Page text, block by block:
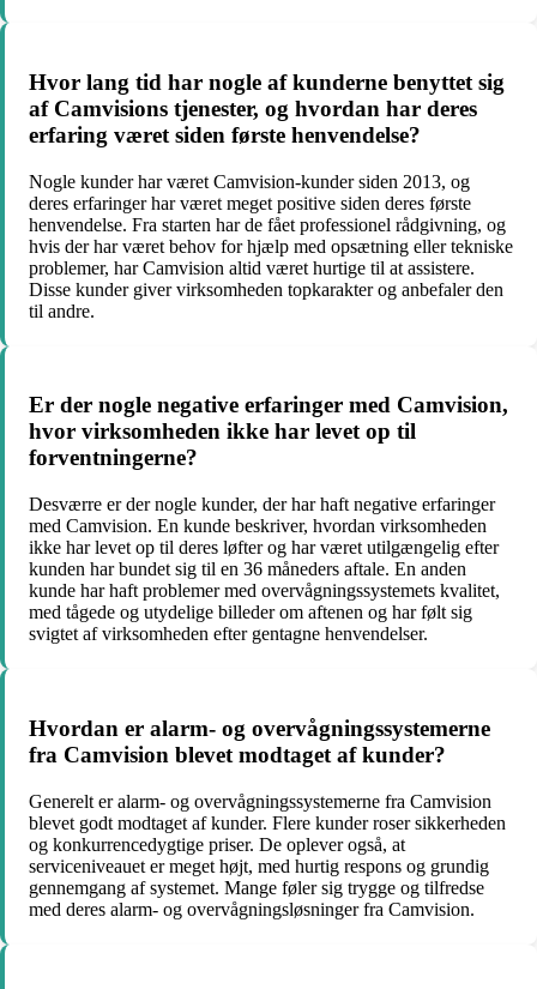
Hvor lang tid har nogle af kunderne benyttet sig
af Camvisions tjenester, og hvordan har deres
erfaring været siden første henvendelse?
Nogle kunder har været Camvision-kunder siden 2013, og
deres erfaringer har været meget positive siden deres første
henvendelse. Fra starten har de fået professionel rådgivning, og
hvis der har været behov for hjælp med opsætning eller tekniske
problemer, har Camvision altid været hurtige til at assistere.
Disse kunder giver virksomheden topkarakter og anbefaler den
til andre.
Er der nogle negative erfaringer med Camvision,
hvor virksomheden ikke har levet op til
forventningerne?
Desværre er der nogle kunder, der har haft negative erfaringer
med Camvision. En kunde beskriver, hvordan virksomheden
ikke har levet op til deres løfter og har været utilgængelig efter
kunden har bundet sig til en 36 måneders aftale. En anden
kunde har haft problemer med overvågningssystemets kvalitet,
med tågede og utydelige billeder om aftenen og har følt sig
svigtet af virksomheden efter gentagne henvendelser.
Hvordan er alarm- og overvågningssystemerne
fra Camvision blevet modtaget af kunder?
Generelt er alarm- og overvågningssystemerne fra Camvision
blevet godt modtaget af kunder. Flere kunder roser sikkerheden
og konkurrencedygtige priser. De oplever også, at
serviceniveauet er meget højt, med hurtig respons og grundig
gennemgang af systemet. Mange føler sig trygge og tilfredse
med deres alarm- og overvågningsløsninger fra Camvision.